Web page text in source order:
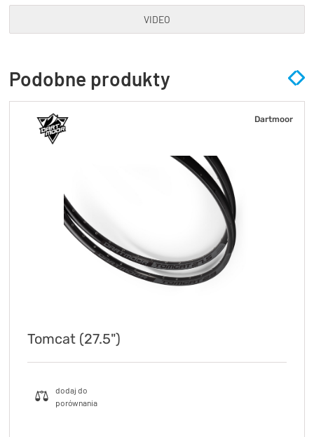
VIDEO
Podobne produkty
Dartmoor
Tomcat (27.5")